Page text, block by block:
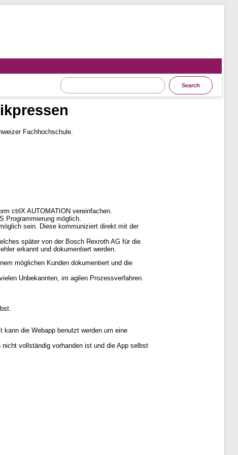
Fachhochschule.
ctrlX AUTOMATION vereinfachen.
Programmierung möglich.
sein. Diese kommuniziert direkt mit der
später von der Bosch Rexroth AG für die
erkannt und dokumentiert werden.
möglichen Kunden dokumentiert und die
Unbekannten, im agilen Prozessverfahren.
kann die Webapp benutzt werden um eine
vollständig vorhanden ist und die App selbst